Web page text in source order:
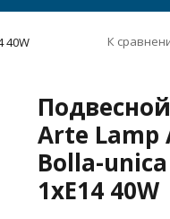
40W К
Arte Lamp
Bolla-
1xE14 40W